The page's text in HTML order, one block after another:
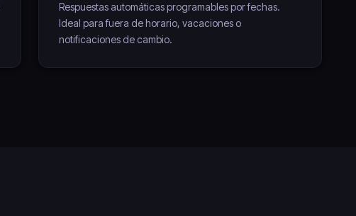
Respuestas automáticas programables por fechas.
Ideal para fuera de horario, vacaciones o
notificaciones de cambio.